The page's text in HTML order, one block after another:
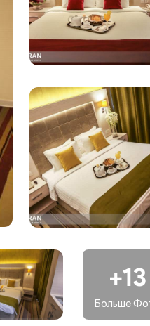
с вниманием к
и
из которых подается
обстановке гости могут
вкус.
мероприятий
конференц-залы и
для проведения
за своим здоровьем, а
+13
Больше